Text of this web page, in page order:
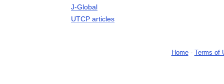
J-Global
UTCP articles
Home- Terms of